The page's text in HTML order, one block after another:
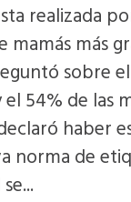
realizada
mamás más
sobre
54% de las
haber
norma de